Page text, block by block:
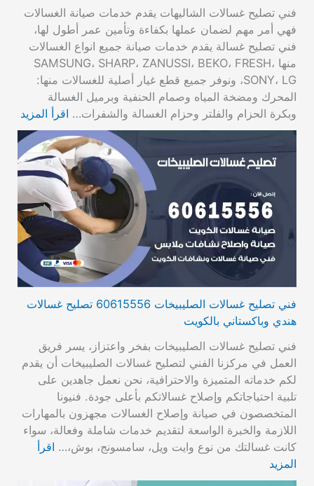
فني تصليح غسالات الشاليهات يقدم خدمات صيانة الغسالات
فهي أمر مهم لضمان عملها بكفاءة وتأمين عمر أطول لها،
فني تصليح غسالة يقدم خدمات صيانة جميع انواع الغسالات
منها SAMSUNG، SHARP، ZANUSSI، BEKO، FRESH،
SONY، LG، ونوفر جميع قطع غيار أصلية للغسالات منها:
المحرك ومضخة المياه وصمام الحنفية وبرميل الغسالة
وبكرة الحزام والفلتر وحزام الغسالة والشفرات… اقرأ المزيد
فني تصليح غسالات الصليبيخات 60615556 تصليح غسالات
هندي وباكستاني بالكويت
فني تصليح غسالات الصليبيخات بفخر واعتزاز، يسر فريق
العمل في مركزنا الفني لتصليح غسالات الصليبيخات أن يقدم
لكم خدماته المتميزة والاحترافية، نحن نعمل جاهدين على
تلبية احتياجاتكم وإصلاح غسالاتكم بأعلى جودة. فنيونا
المتخصصون في صيانة وإصلاح الغسالات مجهزون بالمهارات
اللازمة والخبرة الواسعة لتقديم خدمات شاملة وفعالة، سواء
كانت غسالتك من نوع وايت ويل، سامسونج، بوش،… اقرأ
المزيد